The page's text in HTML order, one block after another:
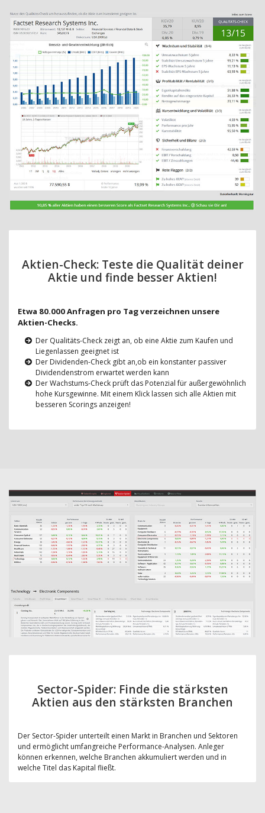
Aktien-Check: Teste die Qualität deiner
Aktie und finde besser Aktien!
Etwa 80.000 Anfragen pro Tag verzeichnen unsere
Aktien-Checks.
Der Qualitäts-Check zeigt an, ob eine Aktie zum Kaufen und
Liegenlassen geeignet ist
Der Dividenden-Check gibt an,ob ein konstanter passiver
Dividendenstrom erwartet werden kann
Der Wachstums-Check prüft das Potenzial für außergewöhnlich
hohe Kursgewinne. Mit einem Klick lassen sich alle Aktien mit
besseren Scorings anzeigen!
Sector-Spider: Finde die stärksten
Aktien aus den stärksten Branchen
Der Sector-Spider unterteilt einen Markt in Branchen und Sektoren
und ermöglicht umfangreiche Performance-Analysen. Anleger
können erkennen, welche Branchen akkumuliert werden und in
welche Titel das Kapital fließt.